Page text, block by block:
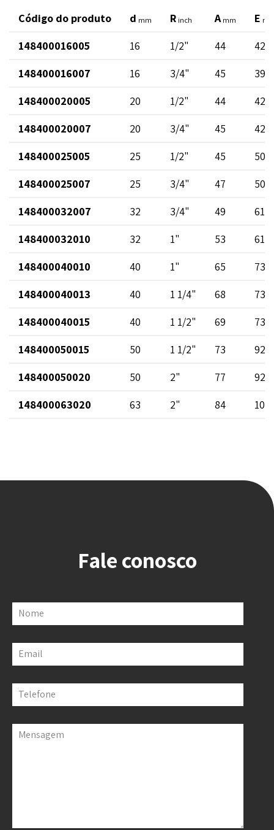
Código do produto d mm R inch A mm E
148400016005 16 1/2" 44
42
148400016007
16 3/4" 45
39
148400020005
20 1/2" 44
42
148400020007
20 3/4" 45
42
148400025005
25 1/2" 45
50
148400025007
25 3/4" 47
50
148400032007
32 3/4" 49
61
148400032010
32 1" 53
61
148400040010
40 1" 65
73
148400040013
40 1 1/4" 68
73
148400040015
40 1 1/2" 69
73
148400050015
50 1 1/2" 73
92
148400050020
50 2" 77
92
148400063020
63 2" 84 106
Fale conosco
Nome
Email
Telefone
Mensagem